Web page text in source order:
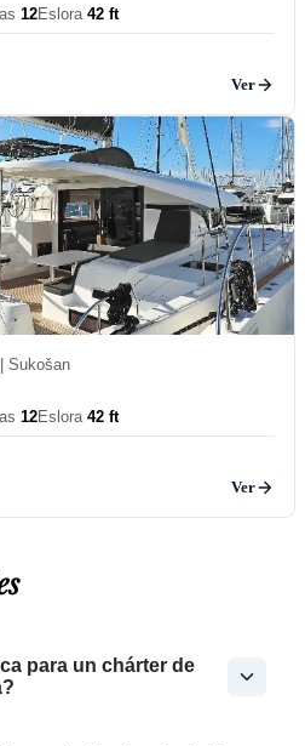
12Eslora 42 ft
Ver
Sukošan
12Eslora 42 ft
Ver
para un chárter de